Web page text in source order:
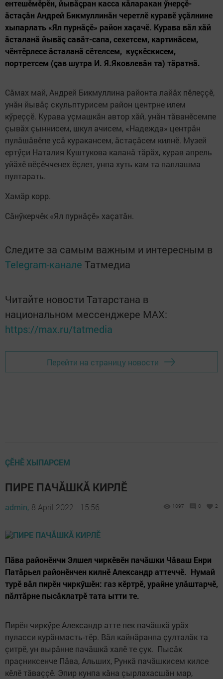
ентешӗмӗрӗн, йывăçран касса кăларакан ӳнерçӗ-
ăстаçăн Андрей Бикмуллинăн черетлӗ куравӗ уçăлнине
хыпарлать «Ял пурнăçӗ» район хаçачӗ. Курава вăл хăй
ăсталанă йывăç савăт-сапа, сехетсем, картинăсем,
чӗнтӗрлесе ăсталанă сӗтелсем, куçкӗскисем,
портретсем (çав шутра И. Я.Яковлевăн та) тăратнă.
Сăмах май, Андрей Бикмуллина районта лайăх пӗлеççӗ,
унăн йывăç скульптурисем район центрне илем
кӳреççӗ. Курава уçмашкăн автор хăй, унăн тăванӗсемпе
çывăх çыннисем, шкул ачисем, «Надежда» центрăн
пулăшăвӗпе усă куракансем, ăстаçăсем килнӗ. Музей
ертӳçи Наталия Куштукова каланă тăрăх, курав апрель
уйăхӗ вӗçӗчченех ӗçлет, унпа хуть кам та паллашма
пултарать.
Хамăр корр.
Сăнӳкерчӗк «Ял пурнăçӗ» хаçатăн.
Следите за самым важным и интересным в
Telegram-канале Татмедиа
Читайте новости Татарстана в
национальном мессенджере MАХ:
https://max.ru/tatmedia
Перейти на страницу новости
ÇӖНӖ ХЫПАРСЕМ
ПИРЕ ПАЧĂШКĂ КИРЛӖ
admin, 8 April 2022 - 15:56 1097 0 2
Пăва районӗнчи Элшел чиркӗвӗн пачăшки Чăваш Енри
Патăрьел районӗнчен килнӗ Александр аттеччӗ. Нумай
турӗ вăл пирӗн чиркӳшӗн: газ кӗртрӗ, урайне улăштарчӗ,
пăлтăрне пысăклатрӗ тата ытти те.
Пирӗн чиркӳре Александр атте пек пачăшкă урăх
пуласси курăнмасть-тӗр. Вăл кайнăранпа çулталăк та
çитрӗ, ун вырăнне пачăшкă халӗ те çук. Пысăк
праçниксенче Пăва, Альших, Рункă пачăшкисем килсе
кӗлӗ тăваççӗ. Эпир кунпа кăна çырлахасшăн мар,